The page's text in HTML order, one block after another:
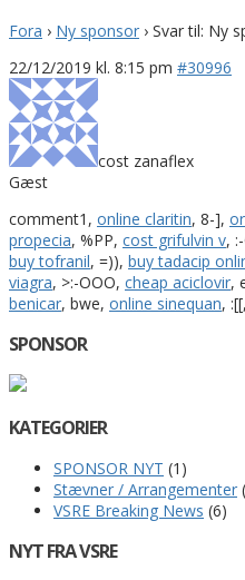
Fora › Ny sponsor › Svar til: Ny
22/12/2019 kl. 8:15 pm #30996
cost zanaflex
Gæst
comment1, online claritin, 8-],
propecia, %PP, cost grifulvin v,
buy tofranil, =)), buy tadacip
viagra, >:-OOO, cheap aciclovir,
benicar, bwe, online sinequan, :[[,
SPONSOR
KATEGORIER
SPONSOR NYT (1)
Stævner / Arrangementer
VSRE Breaking News (6)
NYT FRA VSRE